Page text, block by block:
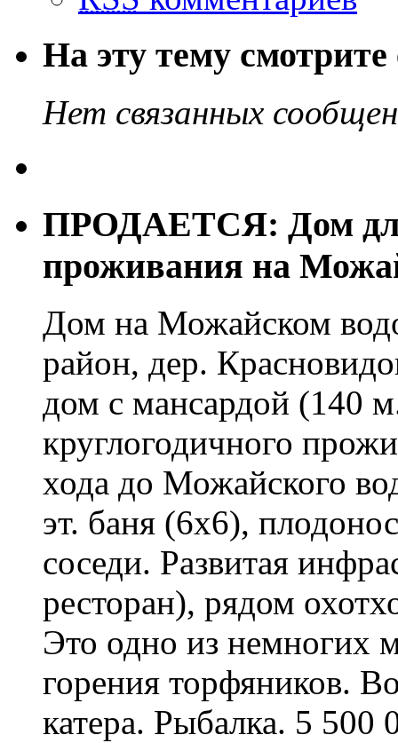
На эту тему
Нет связанных
ПРОДАЕТСЯ: Дом для
проживания на
Дом на Можайском
район, дер.
дом с мансардой (140
круглогодичного
хода до Можайского
эт. баня (6х6),
соседи. Развитая
ресторан), рядом
Это одно из немногих
горения торфяников.
катера. Рыбалка. 5 500